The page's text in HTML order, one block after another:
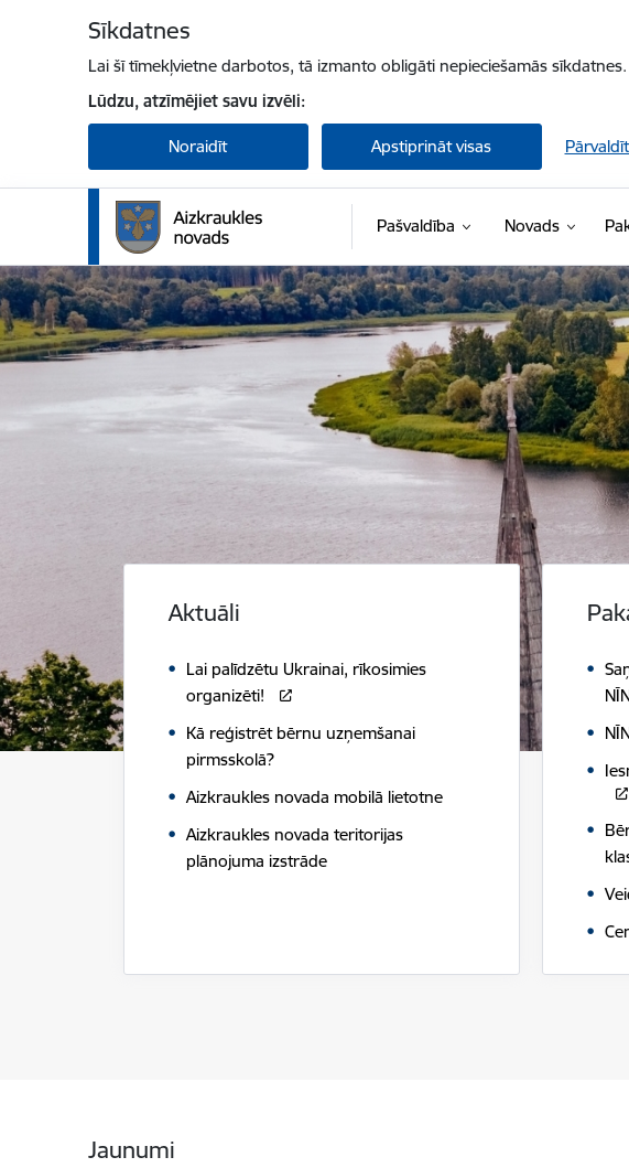
Sīkdatnes
Lai šī tīmekļvietne darbotos, tā izmanto obligāti nepieciešamās
Lūdzu, atzīmējiet savu izvēli:
Noraidīt Apstiprināt visas
Pašvaldība Novads
Aizkraukles novada pašvaldība
Aktuāli
Lai palīdzētu Ukrainai, rīkosimies
organizēti!
Kā reģistrēt bērnu uzņemšanai
pirmsskolā?
Aizkraukles novada mobilā lietotne
Aizkraukles novada teritorijas
plānojuma izstrāde
Jaunumi